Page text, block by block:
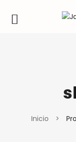
Inicio >